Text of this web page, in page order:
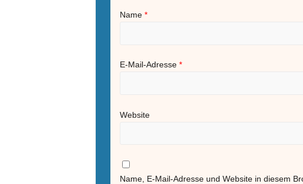
Name*
E-Mail-Adresse*
Website
Name, E-Mail-Adresse und Website in diesem